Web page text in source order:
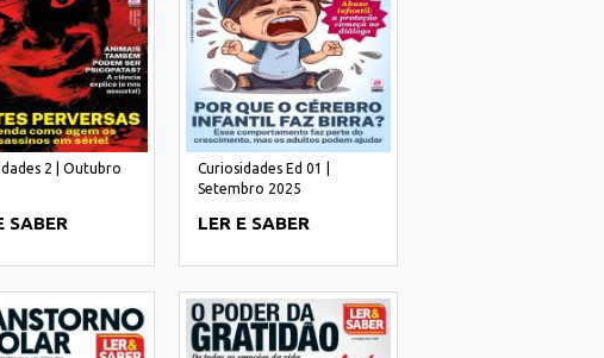
2 | Outubro
SABER
Curiosidades Ed 01 |
Setembro 2025
LER E SABER